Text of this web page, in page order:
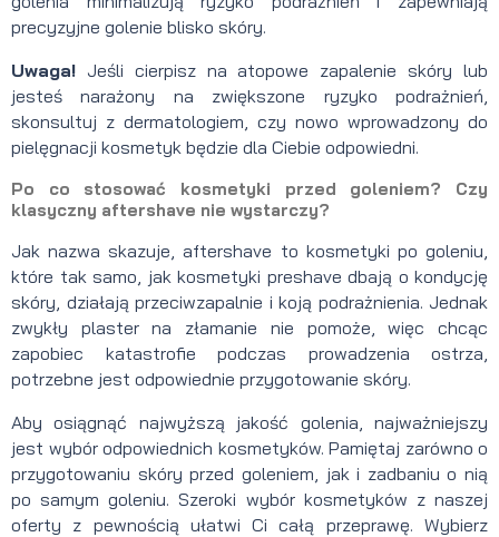
precyzyjne golenie blisko skóry.
Uwaga! Jeśli cierpisz na atopowe zapalenie skóry lub
jesteś narażony na zwiększone ryzyko podrażnień,
skonsultuj z dermatologiem, czy nowo wprowadzony do
pielęgnacji kosmetyk będzie dla Ciebie odpowiedni.
Po co stosować kosmetyki przed goleniem? Czy
klasyczny aftershave nie wystarczy?
Jak nazwa skazuje, aftershave to kosmetyki po goleniu,
które tak samo, jak kosmetyki preshave dbają o kondycję
skóry, działają przeciwzapalnie i koją podrażnienia. Jednak
zwykły plaster na złamanie nie pomoże, więc chcąc
zapobiec katastrofie podczas prowadzenia ostrza,
potrzebne jest odpowiednie przygotowanie skóry.
Aby osiągnąć najwyższą jakość golenia, najważniejszy
jest wybór odpowiednich kosmetyków. Pamiętaj zarówno o
przygotowaniu skóry przed goleniem, jak i zadbaniu o nią
po samym goleniu. Szeroki wybór kosmetyków z naszej
oferty z pewnością ułatwi Ci całą przeprawę. Wybierz